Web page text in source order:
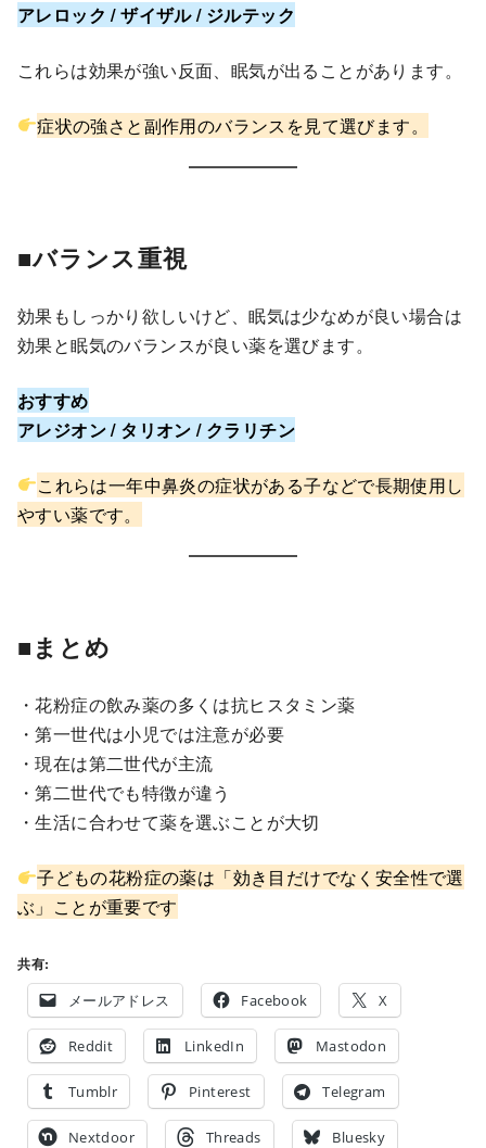
アレロック / ザイザル / ジルテック
これらは効果が強い反面、眠気が出ることがあります。
症状の強さと副作用のバランスを見て選びます。
■バランス重視
効果もしっかり欲しいけど、眠気は少なめが良い場合は
効果と眠気のバランスが良い薬を選びます。
おすすめ
アレジオン / タリオン / クラリチン
これらは一年中鼻炎の症状がある子などで長期使用し
やすい薬です。
■まとめ
・花粉症の飲み薬の多くは抗ヒスタミン薬
・第一世代は小児では注意が必要
・現在は第二世代が主流
・第二世代でも特徴が違う
・生活に合わせて薬を選ぶことが大切
子どもの花粉症の薬は「効き目だけでなく安全性で選
ぶ」ことが重要です
共有:
メールアドレス
Facebook X
Reddit LinkedIn Mastodon
Tumblr Pinterest Telegram
Nextdoor Threads Bluesky